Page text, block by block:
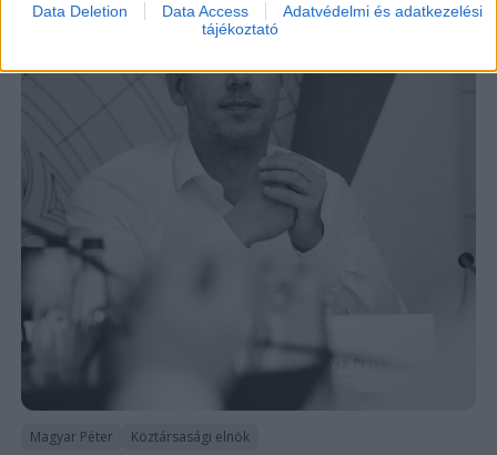
Data Deletion Data Access
Adatvédelmi és adatkezelési
tájékoztató
Magyar Péter Köztársasági elnök